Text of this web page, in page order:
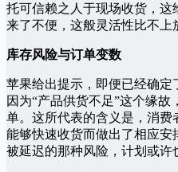
托可信赖之人于现场收货，
来了不便，这般灵活性比不上
库存风险与订单变数
苹果给出提示，即便已经确
因为“产品供货不足”这个缘
单。这所代表的含义是，消
能够快速收货而做出了相应
被延迟的那种风险，计划或许